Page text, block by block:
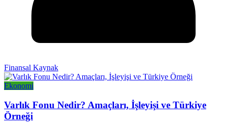
Finansal Kaynak
Ekonomi
Varlık Fonu Nedir? Amaçları, İşleyişi ve Türkiye
Örneği